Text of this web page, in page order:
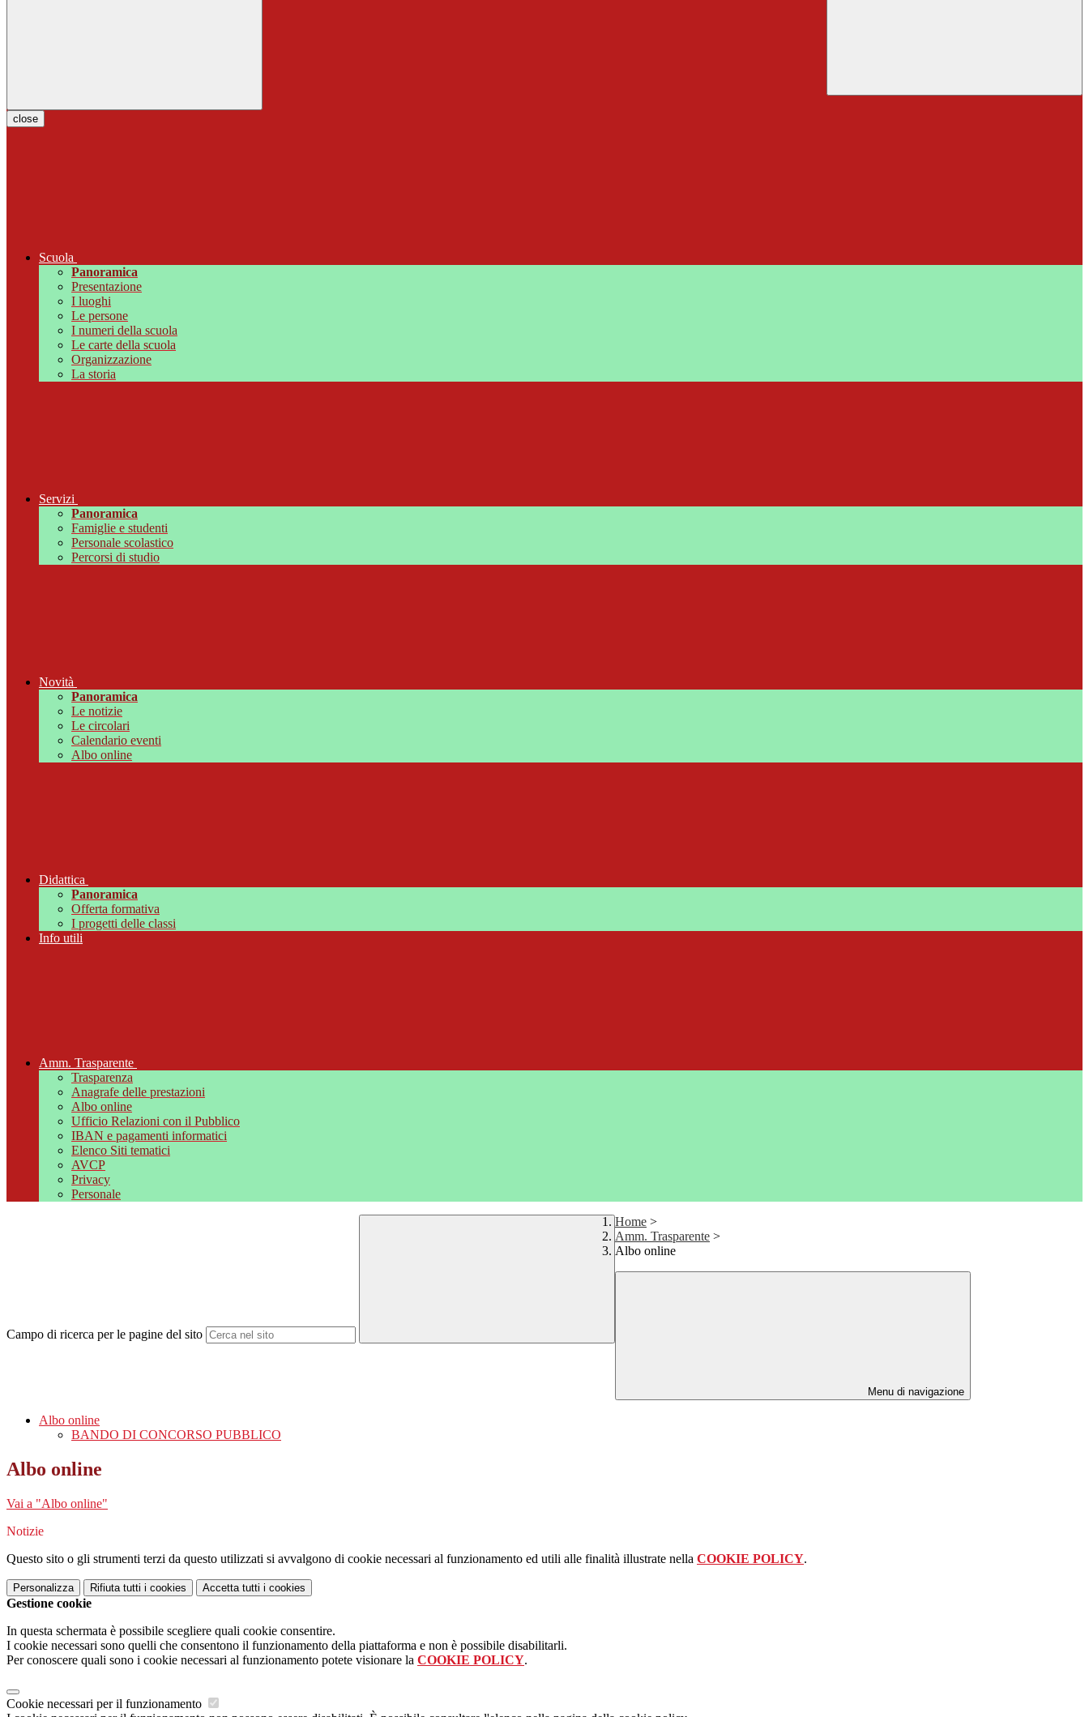
close
Scuola
Panoramica
Presentazione
I luoghi
Le persone
I numeri della scuola
Le carte della scuola
Organizzazione
La storia
Servizi
Panoramica
Famiglie e studenti
Personale scolastico
Percorsi di studio
Novità
Panoramica
Le notizie
Le circolari
Calendario eventi
Albo online
Didattica
Panoramica
Offerta formativa
I progetti delle classi
Info utili
Amm. Trasparente
Trasparenza
Anagrafe delle prestazioni
Albo online
Ufficio Relazioni con il Pubblico
IBAN e pagamenti informatici
Elenco Siti tematici
AVCP
Privacy
Personale
Campo di ricerca per le pagine del sito
Home >
Amm. Trasparente >
Albo online
Menu di navigazione
Albo online
BANDO DI CONCORSO PUBBLICO
Albo online
Vai a "Albo online"
Notizie
Questo sito o gli strumenti terzi da questo utilizzati si avvalgono di cookie necessari al funzionamento ed utili alle finalità illustrate nella COOKIE POLICY.
Personalizza Rifiuta tutti i cookies Accetta tutti i cookies
Gestione cookie
In questa schermata è possibile scegliere quali cookie consentire.
I cookie necessari sono quelli che consentono il funzionamento della piattaforma e non è possibile disabilitarli.
Per conoscere quali sono i cookie necessari al funzionamento potete visionare la COOKIE POLICY.
Cookie necessari per il funzionamento